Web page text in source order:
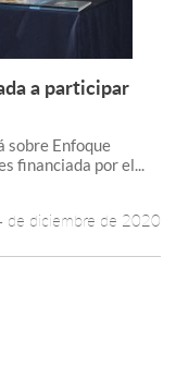
más +
a participar
sobre Enfoque
financiada por el...
de diciembre de 2020